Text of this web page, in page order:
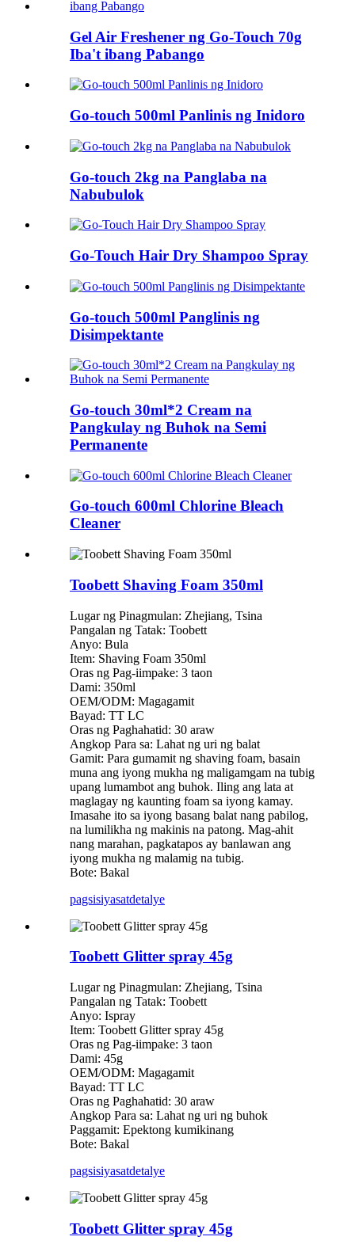
Gel Air Freshener ng Go-Touch 70g
Iba't ibang Pabango
Go-touch 500ml Panlinis ng Inidoro
Go-touch 2kg na Panglaba na
Nabubulok
Go-Touch Hair Dry Shampoo Spray
Go-touch 500ml Panglinis ng
Disimpektante
Go-touch 30ml*2 Cream na
Pangkulay ng Buhok na Semi
Permanente
Go-touch 600ml Chlorine Bleach
Cleaner
Toobett Shaving Foam 350ml
Lugar ng Pinagmulan: Zhejiang, Tsina
Pangalan ng Tatak: Toobett
Anyo: Bula
Item: Shaving Foam 350ml
Oras ng Pag-iimpake: 3 taon
Dami: 350ml
OEM/ODM: Magagamit
Bayad: TT LC
Oras ng Paghahatid: 30 araw
Angkop Para sa: Lahat ng uri ng balat
Gamit: Para gumamit ng shaving foam, basain
muna ang iyong mukha ng maligamgam na tubig
upang lumambot ang buhok. Iling ang lata at
maglagay ng kaunting foam sa iyong kamay.
Imasahe ito sa iyong basang balat nang pabilog,
na lumilikha ng makinis na patong. Mag-ahit
nang marahan, pagkatapos ay banlawan ang
iyong mukha ng malamig na tubig.
Bote: Bakal
pagsisiyasatdetalye
Toobett Glitter spray 45g
Lugar ng Pinagmulan: Zhejiang, Tsina
Pangalan ng Tatak: Toobett
Anyo: Ispray
Item: Toobett Glitter spray 45g
Oras ng Pag-iimpake: 3 taon
Dami: 45g
OEM/ODM: Magagamit
Bayad: TT LC
Oras ng Paghahatid: 30 araw
Angkop Para sa: Lahat ng uri ng buhok
Paggamit: Epektong kumikinang
Bote: Bakal
pagsisiyasatdetalye
Toobett Glitter spray 45g